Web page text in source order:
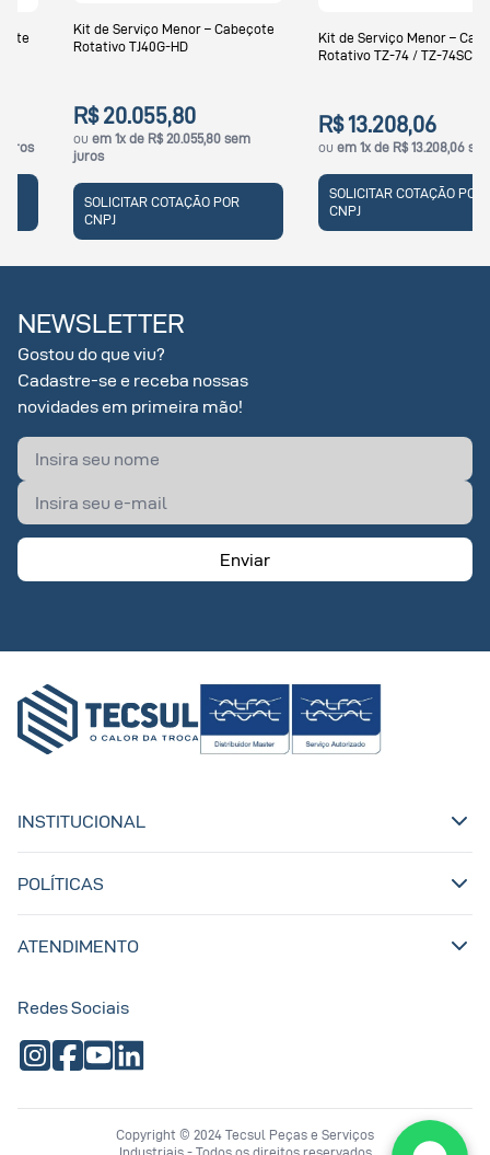
Kit de Serviço Menor – Cabeçote
Rotativo TJ40G-HD
R$ 20.055,80
em 1x de R$ 20.055,80 sem
juros
SOLICITAR COTAÇÃO POR
CNPJ
Kit de Serviço Menor – Cabeçote
Rotativo TZ-74 / TZ-74SC
R$ 13.208,06
em 1x de R$ 13.208,06 sem juros
SOLICITAR COTAÇÃO POR
NEWSLETTER
Gostou do que viu?
Cadastre-se e receba nossas
novidades em primeira mão!
Enviar
INSTITUCIONAL
POLÍTICAS
ATENDIMENTO
Redes Sociais
Copyright © 2024 Tecsul Peças e Serviços